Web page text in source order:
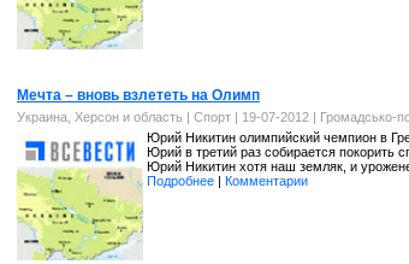
Мечта – вновь взлететь на Олимп
Украина, Херсон и область | Спорт | 19-07-2012 | Громадсько-
Юрий Никитин олимпийский чемпион в
Юрий в третий раз собирается покорить
Юрий Никитин хотя наш земляк, и
Подробнее | Комментарии